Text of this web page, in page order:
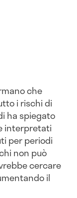
che
i rischi di
ha spiegato
interpretati
per periodi
non può
cercare
il